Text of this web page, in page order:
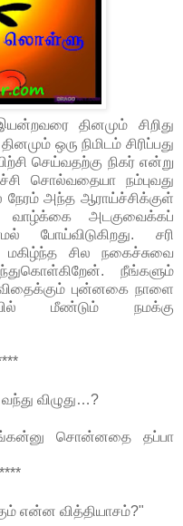
தினமும் சிறிது
ஒரு நிமிடம் சிரிப்பது
செய்வதற்கு நிகர் என்று
சொல்வதையா நம்புவது
அந்த ஆராய்ச்சிக்குள்
வாழ்க்கை அடகுவைக்கப்
போய்விடுகிறது. சரி
சில நகைச்சுவை
நீங்களும்
விதைக்கும் புன்னகை நாளை
மீண்டும் நமக்கு
விழுது…?
சொன்னதை தப்பா
என்ன வித்தியாசம்?"